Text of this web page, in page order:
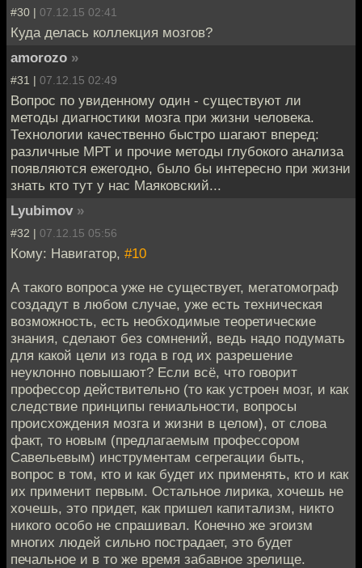
#30 | 07.12.15 02:41
Куда делась коллекция мозгов?
amorozo »
#31 | 07.12.15 02:49
Вопрос по увиденному один - существуют ли
методы диагностики мозга при жизни человека.
Технологии качественно быстро шагают вперед:
различные МРТ и прочие методы глубокого анализа
появляются ежегодно, было бы интересно при жизни
знать кто тут у нас Маяковский...
Lyubimov »
#32 | 07.12.15 05:56
Кому: Навигатор, #10
А такого вопроса уже не существует, мегатомограф
создадут в любом случае, уже есть техническая
возможность, есть необходимые теоретические
знания, сделают без сомнений, ведь надо подумать
для какой цели из года в год их разрешение
неуклонно повышают? Если всё, что говорит
профессор действительно (то как устроен мозг, и как
следствие принципы гениальности, вопросы
происхождения мозга и жизни в целом), от слова
факт, то новым (предлагаемым профессором
Савельевым) инструментам сегрегации быть,
вопрос в том, кто и как будет их применять, кто и как
их применит первым. Остальное лирика, хочешь не
хочешь, это придет, как пришел капитализм, никто
никого особо не спрашивал. Конечно же эгоизм
многих людей сильно пострадает, это будет
печальное и в то же время забавное зрелище.